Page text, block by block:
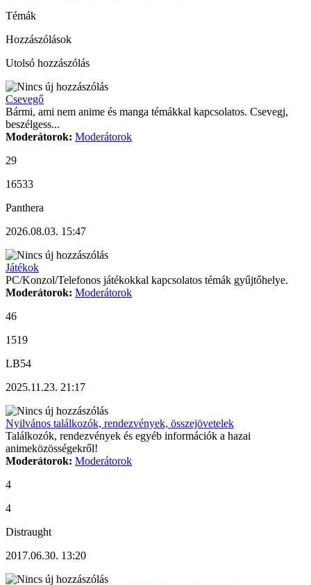
Témák
Hozzászólások
Utolsó hozzászólás
Csevegő
Bármi, ami nem anime és manga témákkal kapcsolatos. Csevegj,
beszélgess...
Moderátorok: Moderátorok
29
16533
Panthera
2026.08.03. 15:47
Játékok
PC/Konzol/Telefonos játékokkal kapcsolatos témák gyűjtőhelye.
Moderátorok: Moderátorok
46
1519
LB54
2025.11.23. 21:17
Nyilvános találkozók, rendezvények, összejövetelek
Találkozók, rendezvények és egyéb információk a hazai
animeközösségekről!
Moderátorok: Moderátorok
4
4
Distraught
2017.06.30. 13:20